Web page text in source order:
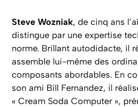
Steve Wozniak, de cinq ans
distingue par une expertise
norme. Brillant autodidacte, il
assemble lui-même des
composants abordables. En
son ami Bill Fernandez, il
« Cream Soda Computer »,